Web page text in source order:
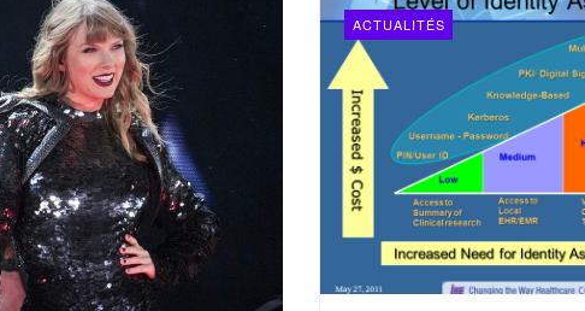
ACTUALITÉS